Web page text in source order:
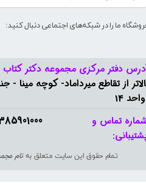
- 09378888570​​​​​​​
دفتر مرکزی مجموعه دکتر کتاب
14
تمام حقوق این سایت متعلق بهنام
تماس و
ما را در شبکه‌های اجتماعی دنبال کنید: